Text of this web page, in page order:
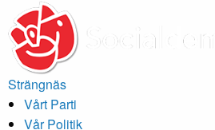
Strängnäs
Vårt Parti
Vår Politik